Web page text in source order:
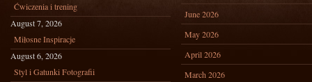
Ćwiczenia i trening
August 7, 2026
Miłosne Inspiracje
August 6, 2026
Styl i Gatunki Fotografii
June 2026
May 2026
April 2026
March 2026